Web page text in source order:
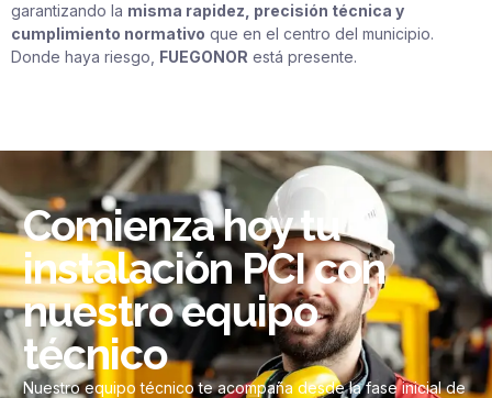
garantizando la misma rapidez, precisión técnica y
cumplimiento normativo que en el centro del municipio.
Donde haya riesgo, FUEGONOR está presente.
Comienza hoy tu
instalación PCI con
nuestro equipo
técnico
Nuestro equipo técnico te acompaña desde la fase inicial de